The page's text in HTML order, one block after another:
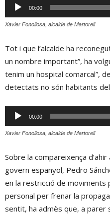
Reproductor
d'àudio
00:00
Xavier Fonollosa, alcalde de Martorell
Tot i que l’alcalde ha
un nombre important”, ha
tenim un hospital comarcal”,
detectats no són habitants del
Reproductor
d'àudio
00:00
Xavier Fonollosa, alcalde de Martorell
Sobre la compareixença
govern espanyol, Pedro
en la restricció de moviments
personal per frenar la
sentit, ha admès que, a parer